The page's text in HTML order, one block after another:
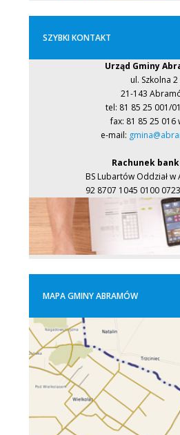
SZYBKI KONTAKT
Urząd Gminy
ul. Szkolna 2
21-143
tel: 81 85 25 001/
fax: 81 85 25 016
e-mail:
Rachunek
BS Lubartów Oddział
92 8707 1045 0100
MAPA GMINY ABRAMÓW